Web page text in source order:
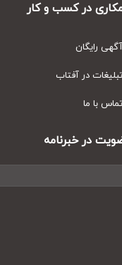
در کسب و کار
رایگان
در آفتاب
با ما
در خبرنامه